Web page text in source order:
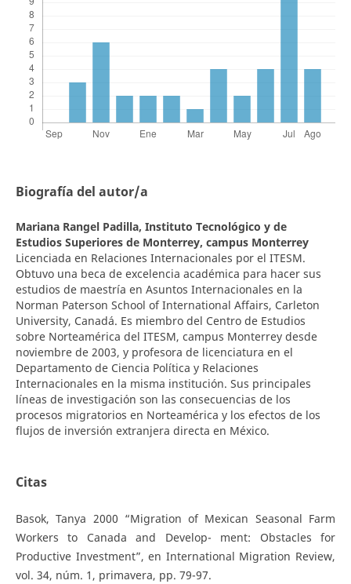
Biografía del autor/a
Mariana Rangel Padilla, Instituto Tecnológico y de
Estudios Superiores de Monterrey, campus Monterrey
Licenciada en Relaciones Internacionales por el ITESM.
Obtuvo una beca de excelencia académica para hacer sus
estudios de maestría en Asuntos Internacionales en la
Norman Paterson School of International Affairs, Carleton
University, Canadá. Es miembro del Centro de Estudios
sobre Norteamérica del ITESM, campus Monterrey desde
noviembre de 2003, y profesora de licenciatura en el
Departamento de Ciencia Política y Relaciones
Internacionales en la misma institución. Sus principales
líneas de investigación son las consecuencias de los
procesos migratorios en Norteamérica y los efectos de los
flujos de inversión extranjera directa en México.
Citas
Basok, Tanya 2000 “Migration of Mexican Seasonal Farm
Workers to Canada and Develop- ment: Obstacles for
Productive Investment”, en International Migration Review,
vol. 34, núm. 1, primavera, pp. 79-97.